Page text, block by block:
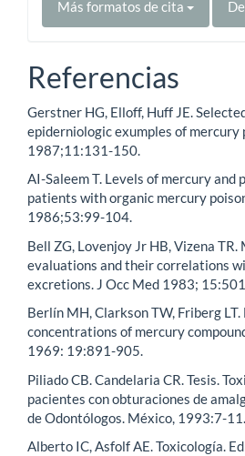
Más formatos de cita
Referencias
Gerstner HG, Elloff, Huff JE.
epiderniologic exumples of mercury
1987;11:131-150.
AI-Saleem T. Levels of mercury and
patients with organic mercury
1986;53:99-104.
Bell ZG, Lovenjoy Jr HB, Vizena
evaluations and their correlations
excretions. J Occ Med 1983;
Berlín MH, Clarkson TW, Friberg
concentrations of mercury
1969: 19:891-905.
Piliado CB. Candelaria CR. Tesis.
pacientes con obturaciones de
de Odontólogos. México, 1993:7-11.
Alberto IC, Asfolf AE. Toxicología.